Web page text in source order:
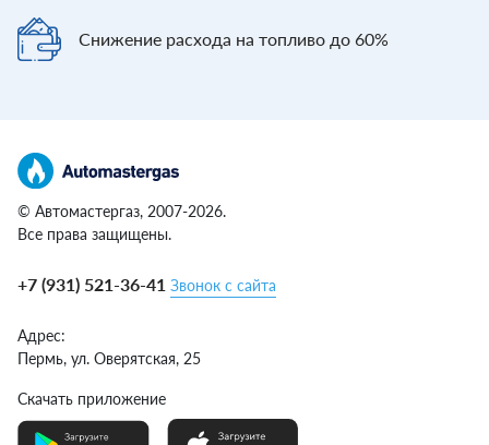
Снижение расхода на топливо до 60%
© Автомастергаз, 2007-2026.
Все права защищены.
+7 (931) 521-36-41 Звонок с сайта
Адрес:
Пермь, ул. Оверятская, 25
Скачать приложение